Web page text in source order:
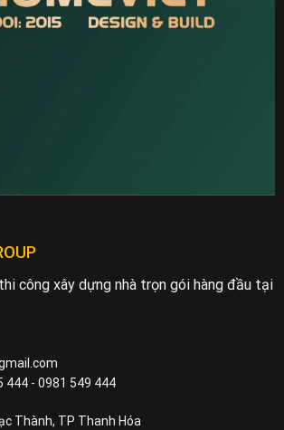
công xây dựng nhà trọn gói hàng đầu tại
444 - 0981 549 444
Thành, TP Thanh Hóa